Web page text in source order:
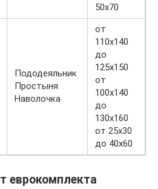
50х70
Пододеяльник
Простыня
Наволочка
от
110х140
до
125х150
от
100х140
до
130х160
от 25х30
до 40х60
еврокомплекта